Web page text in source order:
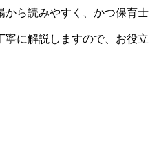
から読みやすく、かつ保育士
寧に解説しますので、お役立